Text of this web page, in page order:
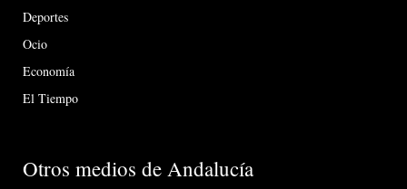
Deportes
Ocio
Economía
El Tiempo
Otros medios de Andalucía